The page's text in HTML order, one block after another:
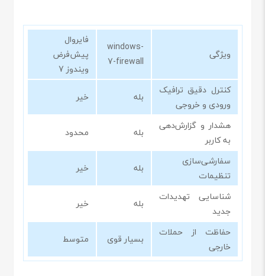
ویژگی
windows-
7-firewall
فایروال
پیش‌فرض
ویندوز 7
کنترل دقیق ترافیک
ورودی و خروجی
بله
خیر
هشدار و گزارش‌دهی
به کاربر
بله
محدود
سفارشی‌سازی
تنظیمات
بله
خیر
شناسایی تهدیدات
جدید
بله
خیر
حفاظت از حملات
خارجی
بسیار قوی متوسط